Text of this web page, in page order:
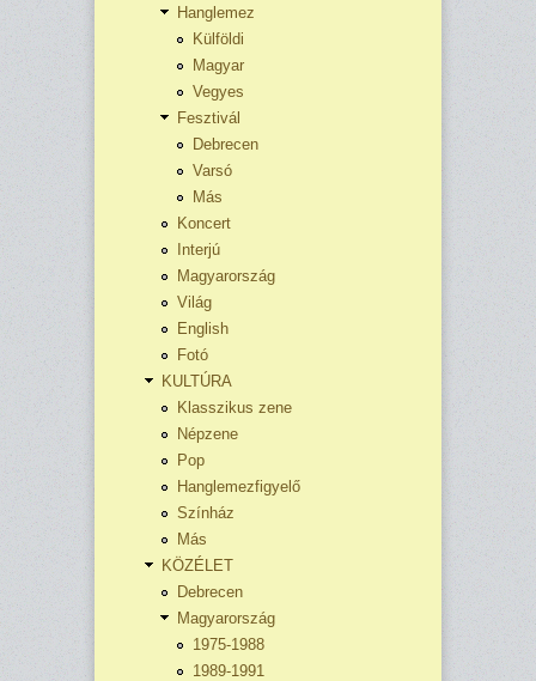
Hanglemez
Külföldi
Magyar
Vegyes
Fesztivál
Debrecen
Varsó
Más
Koncert
Interjú
Magyarország
Világ
English
Fotó
KULTÚRA
Klasszikus zene
Népzene
Pop
Hanglemezfigyelő
Színház
Más
KÖZÉLET
Debrecen
Magyarország
1975-1988
1989-1991